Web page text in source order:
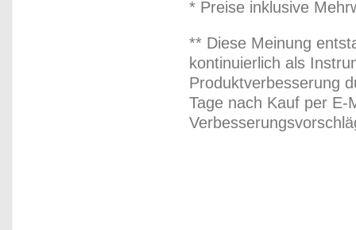
* Preise inklusive
** Diese Meinung
kontinuierlich als
Produktverbesserung
Tage nach Kauf per E-